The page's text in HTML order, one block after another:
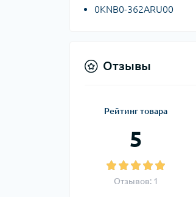
0KNB0-362ARU00
Отзывы
Рейтинг товара
5
Отзывов: 1